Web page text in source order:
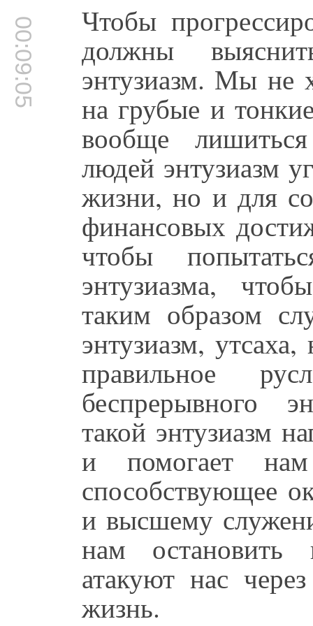
00:09:05 Чтобы
должны
энтузиазм. Мы не
на грубые и
вообще
людей энтузиазм
жизни, но и для
финансовых
чтобы
энтузиазма,
таким образом
энтузиазм,
правильное
беспрерывного
такой энтузиазм
и помогает нам
способствующее
и высшему
нам остановить
атакуют нас
жизнь.